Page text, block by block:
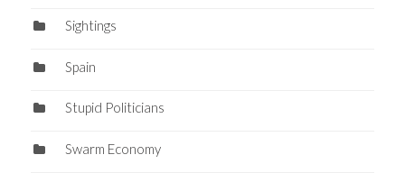
Sightings
Spain
Stupid Politicians
Swarm Economy